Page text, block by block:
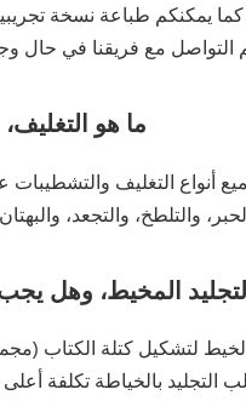
يمكنكم طباعة نسخة
ما هو
أنواع التغليف والتشطيبات
المخيط، وهل
لتشكيل كتلة الكتاب
بالخياطة تكلفة أعلى